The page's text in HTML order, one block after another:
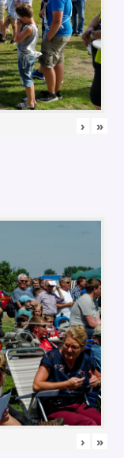
› »
› »